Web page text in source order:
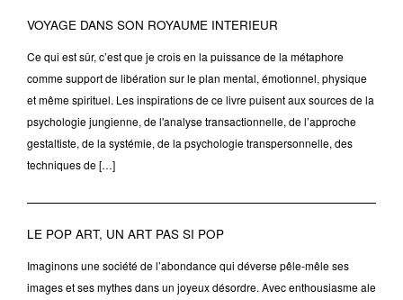
VOYAGE DANS SON ROYAUME INTERIEUR
Ce qui est sûr, c’est que je crois en la puissance de la métaphore
comme support de libération sur le plan mental, émotionnel, physique
et même spirituel. Les inspirations de ce livre puisent aux sources de la
psychologie jungienne, de l'analyse transactionnelle, de l’approche
gestaltiste, de la systémie, de la psychologie transpersonnelle, des
techniques de […]
LE POP ART, UN ART PAS SI POP
Imaginons une société de l’abondance qui déverse pêle-mêle ses
images et ses mythes dans un joyeux désordre. Avec enthousiasme ale